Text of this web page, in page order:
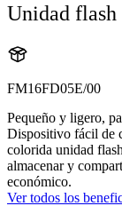
Unidad flash
FM16FD05E/00
Pequeño y ligero,
Dispositivo fácil de
colorida unidad
almacenar y
económico.
Ver todos los